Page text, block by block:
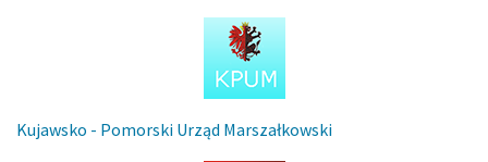
Kujawsko - Pomorski Urząd Marszałkowski